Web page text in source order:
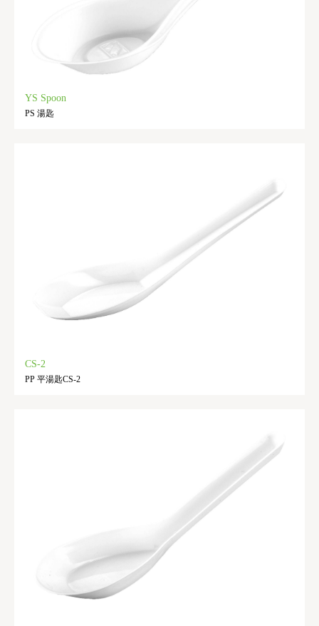
YS Spoon
PS 湯匙
CS-2
PP 平湯匙CS-2